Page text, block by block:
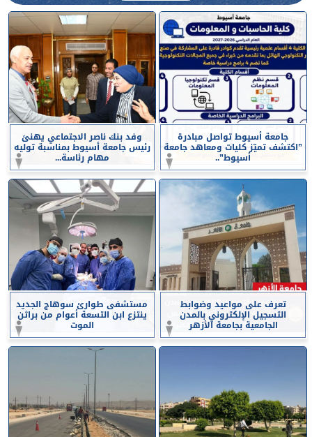
جامعة أسيوط تواصل مبادرة
”اكتشف تميّز كليات ومعاهد جامعة
أسيوط”..
وفد بنك ناصر الاجتماعي يهنئ
رئيس جامعة أسيوط بمناسبة توليه
مهام رئاسة...
تعرف على مواعيد وضوابط
التسجيل الإلكتروني بالمدن
الجامعية بجامعة الأزهر
مستشفى طوارئ سوهاج الجديد
ينتزع ابن التسعة أعوام من براثن
الموت